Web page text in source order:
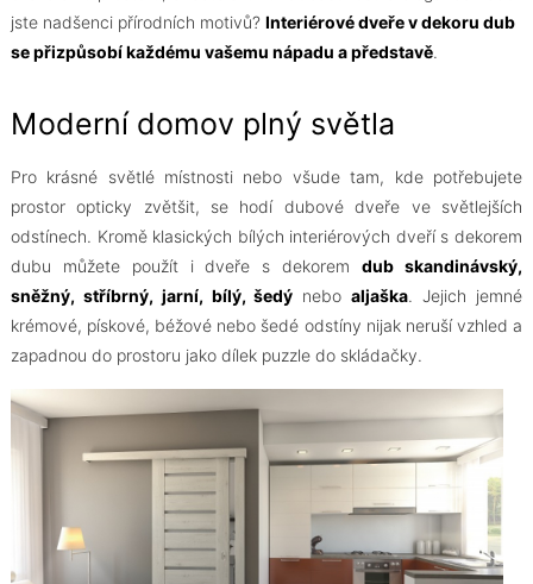
jste nadšenci přírodních motivů? Interiérové dveře v dekoru dub
se přizpůsobí každému vašemu nápadu a představě.
Moderní domov plný světla
Pro krásné světlé místnosti nebo všude tam, kde potřebujete
prostor opticky zvětšit, se hodí dubové dveře ve světlejších
odstínech. Kromě klasických bílých interiérových dveří s dekorem
dubu můžete použít i dveře s dekoremdub skandinávský,
sněžný, stříbrný, jarní, bílý, šedý neboaljaška. Jejich jemné
krémové, pískové, béžové nebo šedé odstíny nijak neruší vzhled a
zapadnou do prostoru jako dílek puzzle do skládačky.